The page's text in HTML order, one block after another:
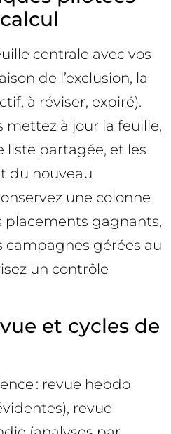
centrale avec vos
de l’exclusion, la
à réviser, expiré).
mettez à jour la feuille,
liste partagée, et les
du nouveau
une colonne
placements gagnants,
campagnes gérées au
un contrôle
et cycles de
: revue hebdo
revue